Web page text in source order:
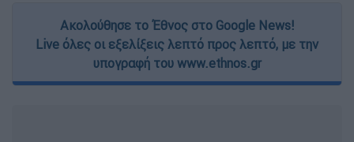
Ακολούθησε το Έθνος στο Google News!
Live όλες οι εξελίξεις λεπτό προς λεπτό, με την
υπογραφή του www.ethnos.gr